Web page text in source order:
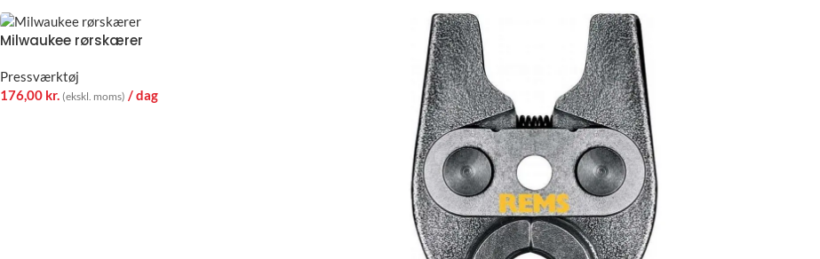
Milwaukee rørskærer
Pressværktøj
176,00 kr. (ekskl. moms) / dag